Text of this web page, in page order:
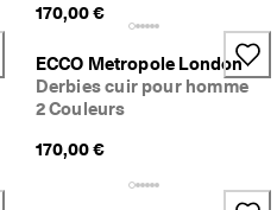
170,00 €
ECCO Metropole London
Derbies cuir pour homme
2 Couleurs
170,00 €